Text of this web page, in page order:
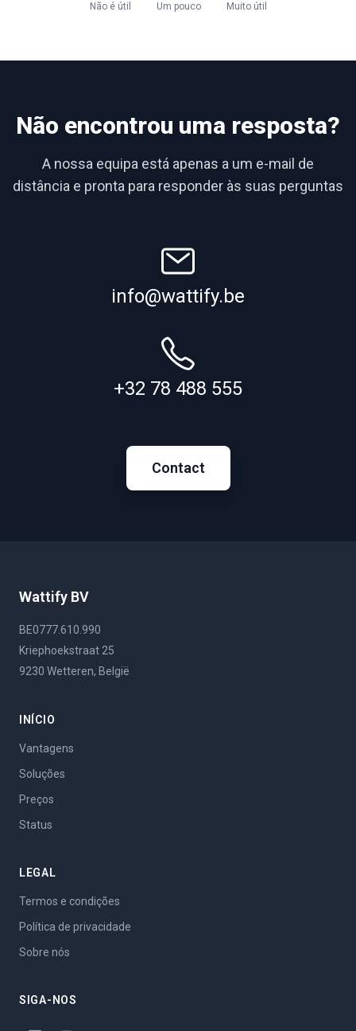
Não é útil Um pouco Muito útil
Não encontrou uma resposta?
A nossa equipa está apenas a um e-mail de
distância e pronta para responder às suas perguntas
info@wattify.be
+32 78 488 555
Contact
Wattify BV
BE0777.610.990
Kriephoekstraat 25
9230 Wetteren, België
INÍCIO
Vantagens
Soluções
Preços
Status
LEGAL
Termos e condições
Política de privacidade
Sobre nós
SIGA-NOS